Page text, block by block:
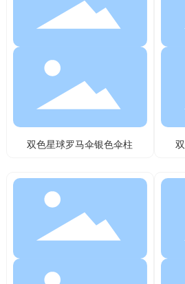
双色星球罗马伞银色伞柱